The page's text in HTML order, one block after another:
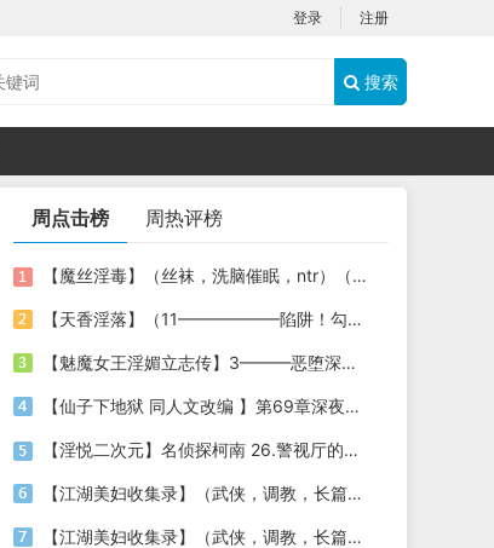
登录 注册
搜索
周点击榜 周热评榜
【魔丝淫毒】（丝袜，洗脑催眠，ntr）（24）（我不想）
【天香淫落】（11——————陷阱！勾结的警局调教（下））
【魅魔女王淫媚立志传】3———恶堕深渊的开端
【仙子下地狱 同人文改编 】第69章深夜窥淫戏 交心与交性(二)(纯爱+各种情趣玩法)
【淫悦二次元】名侦探柯南 26.警视厅的隐藏淫娃
【江湖美妇收集录】（武侠，调教，长篇）（6）（师娘篇）
【江湖美妇收集录】（武侠，调教，长篇）（13）（下山历练篇）